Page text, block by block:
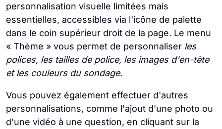
personnalisation visuelle limitées mais
essentielles, accessibles via l'icône de palette
dans le coin supérieur droit de la page. Le menu
« Thème » vous permet de personnaliser les
polices, les tailles de police, les images d'en-tête
et les couleurs du sondage.
Vous pouvez également effectuer d'autres
personnalisations, comme l'ajout d'une photo ou
d'une vidéo à une question, en cliquant sur la